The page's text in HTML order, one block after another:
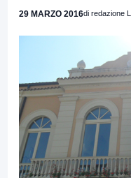
29 MARZO 2016di redazione